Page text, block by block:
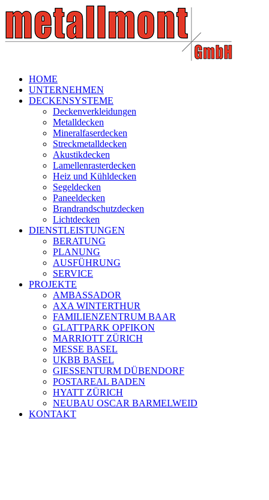
HOME
UNTERNEHMEN
DECKENSYSTEME
Deckenverkleidungen
Metalldecken
Mineralfaserdecken
Streckmetalldecken
Akustikdecken
Lamellenrasterdecken
Heiz und Kühldecken
Segeldecken
Paneeldecken
Brandrandschutzdecken
Lichtdecken
DIENSTLEISTUNGEN
BERATUNG
PLANUNG
AUSFÜHRUNG
SERVICE
PROJEKTE
AMBASSADOR
AXA WINTERTHUR
FAMILIENZENTRUM BAAR
GLATTPARK OPFIKON
MARRIOTT ZÜRICH
MESSE BASEL
UKBB BASEL
GIESSENTURM DÜBENDORF
POSTAREAL BADEN
HYATT ZÜRICH
NEUBAU OSCAR BARMELWEID
KONTAKT